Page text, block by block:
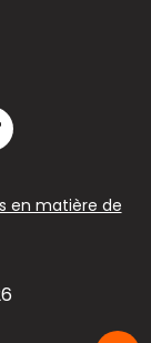
en matière de